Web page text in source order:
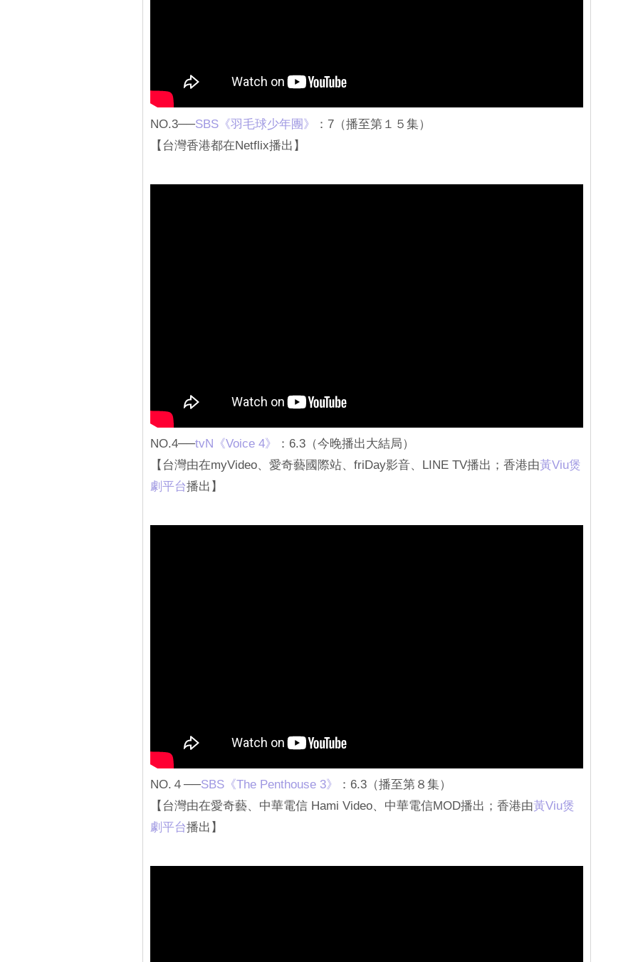
NO.3──SBS《羽毛球少年團》
：7（播至第１５集）
【台灣香港都在Netflix播出】
NO.4──tvN《Voice 4》
：6.3（今晚播出大結局）
【台灣由在myVideo、愛奇藝國際站、friDay影音、LINE TV播出；香港由黃Viu煲
劇平台播出】
NO.４──SBS《The Penthouse 3》
：6.3（播至第８集）
【台灣由在愛奇藝、中華電信 Hami Video、中華電信MOD播出；香港由黃Viu煲
劇平台播出】